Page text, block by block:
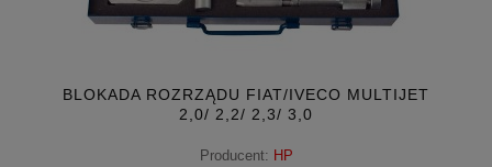
BLOKADA ROZRZĄDU FIAT/IVECO MULTIJET
2,0/ 2,2/ 2,3/ 3,0
Producent: HP